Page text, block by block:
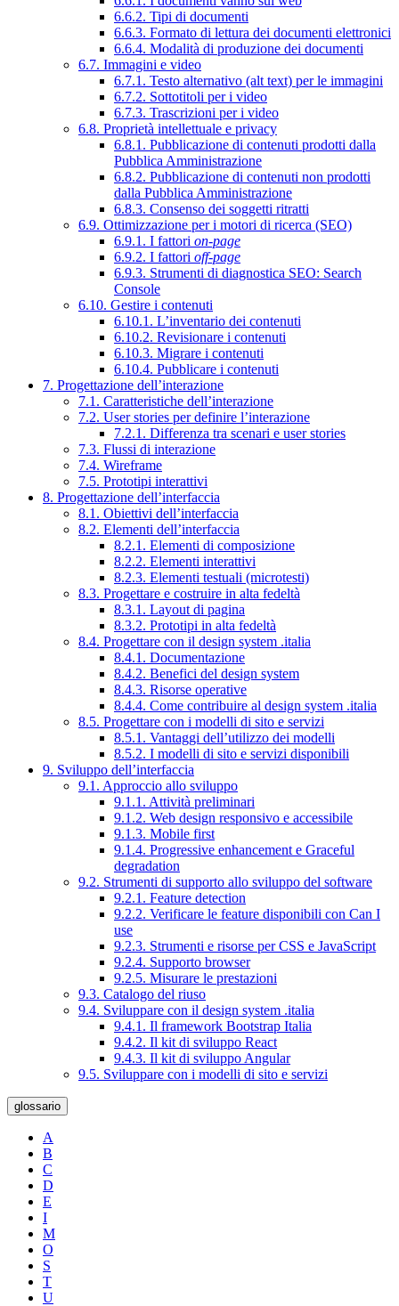
6.6.2. Tipi di documenti
6.6.3. Formato di lettura dei documenti elettronici
6.6.4. Modalità di produzione dei documenti
6.7. Immagini e video
6.7.1. Testo alternativo (alt text) per le immagini
6.7.2. Sottotitoli per i video
6.7.3. Trascrizioni per i video
6.8. Proprietà intellettuale e privacy
6.8.1. Pubblicazione di contenuti prodotti dalla
Pubblica Amministrazione
6.8.2. Pubblicazione di contenuti non prodotti
dalla Pubblica Amministrazione
6.8.3. Consenso dei soggetti ritratti
6.9. Ottimizzazione per i motori di ricerca (SEO)
6.9.1. I fattori on-page
6.9.2. I fattori off-page
6.9.3. Strumenti di diagnostica SEO: Search
Console
6.10. Gestire i contenuti
6.10.1. L’inventario dei contenuti
6.10.2. Revisionare i contenuti
6.10.3. Migrare i contenuti
6.10.4. Pubblicare i contenuti
7. Progettazione dell’interazione
7.1. Caratteristiche dell’interazione
7.2. User stories per definire l’interazione
7.2.1. Differenza tra scenari e user stories
7.3. Flussi di interazione
7.4. Wireframe
7.5. Prototipi interattivi
8. Progettazione dell’interfaccia
8.1. Obiettivi dell’interfaccia
8.2. Elementi dell’interfaccia
8.2.1. Elementi di composizione
8.2.2. Elementi interattivi
8.2.3. Elementi testuali (microtesti)
8.3. Progettare e costruire in alta fedeltà
8.3.1. Layout di pagina
8.3.2. Prototipi in alta fedeltà
8.4. Progettare con il design system .italia
8.4.1. Documentazione
8.4.2. Benefici del design system
8.4.3. Risorse operative
8.4.4. Come contribuire al design system .italia
8.5. Progettare con i modelli di sito e servizi
8.5.1. Vantaggi dell’utilizzo dei modelli
8.5.2. I modelli di sito e servizi disponibili
9. Sviluppo dell’interfaccia
9.1. Approccio allo sviluppo
9.1.1. Attività preliminari
9.1.2. Web design responsivo e accessibile
9.1.3. Mobile first
9.1.4. Progressive enhancement e Graceful
degradation
9.2. Strumenti di supporto allo sviluppo del software
9.2.1. Feature detection
9.2.2. Verificare le feature disponibili con Can I
use
9.2.3. Strumenti e risorse per CSS e JavaScript
9.2.4. Supporto browser
9.2.5. Misurare le prestazioni
9.3. Catalogo del riuso
9.4. Sviluppare con il design system .italia
9.4.1. Il framework Bootstrap Italia
9.4.2. Il kit di sviluppo React
9.4.3. Il kit di sviluppo Angular
9.5. Sviluppare con i modelli di sito e servizi
glossario
A
B
C
D
E
I
M
O
S
T
U